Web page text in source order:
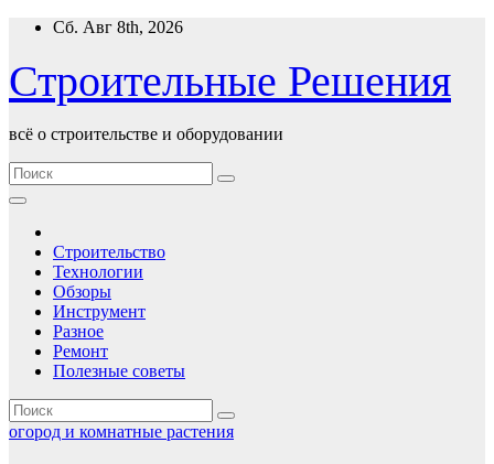
Перейти
содержимому
Сб. Авг 8th, 2026
Строительные Решения
всё о строительстве и оборудовании
Строительство
Технологии
Обзоры
Инструмент
Разное
Ремонт
Полезные советы
огород и комнатные растения